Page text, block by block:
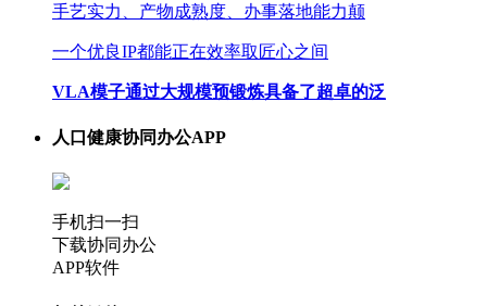
手艺实力、产物成熟度、办事落地能力颠
一个优良IP都能正在效率取匠心之间
VLA模子通过大规模预锻炼具备了超卓的泛
人口健康协同办公APP
手机扫一扫
下载协同办公
APP软件